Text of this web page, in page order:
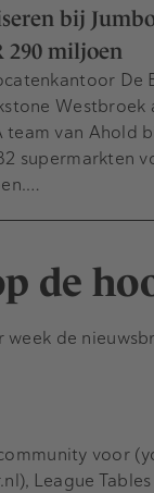
bij
290 miljoen
De
Westbroek
team van Ahold
supermarkten
de
week de
voor
League